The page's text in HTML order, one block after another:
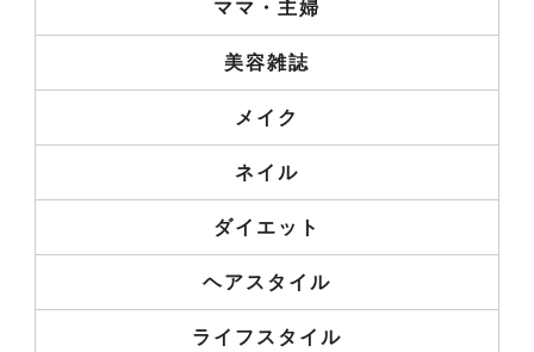
ママ・主婦
美容雑誌
メイク
ネイル
ダイエット
ヘアスタイル
ライフスタイル